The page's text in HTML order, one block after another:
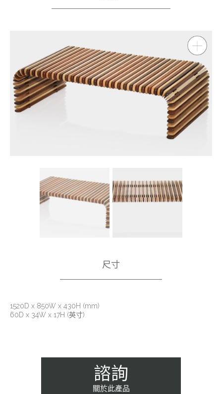
尺寸
1520D x 850W x 430H (mm)
60D x 34W x 17H (英寸)
諮詢
關於此產品